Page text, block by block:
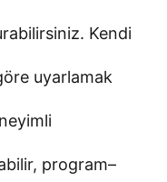
Kendi
uyarlamak
program–